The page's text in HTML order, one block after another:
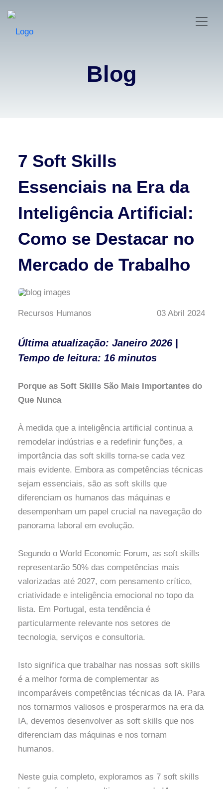
Blog
7 Soft Skills
Essenciais na Era da
Inteligência Artificial:
Como se Destacar no
Mercado de Trabalho
Recursos Humanos 03 Abril 2024
Última atualização: Janeiro 2026 |
Tempo de leitura: 16 minutos
Porque as Soft Skills São Mais Importantes do
Que Nunca
À medida que a inteligência artificial continua a
remodelar indústrias e a redefinir funções, a
importância das soft skills torna-se cada vez
mais evidente. Embora as competências técnicas
sejam essenciais, são as soft skills que
diferenciam os humanos das máquinas e
desempenham um papel crucial na navegação do
panorama laboral em evolução.
Segundo o World Economic Forum, as soft skills
representarão 50% das competências mais
valorizadas até 2027, com pensamento crítico,
criatividade e inteligência emocional no topo da
lista. Em Portugal, esta tendência é
particularmente relevante nos setores de
tecnologia, serviços e consultoria.
Isto significa que trabalhar nas nossas soft skills
é a melhor forma de complementar as
incomparáveis competências técnicas da IA. Para
nos tornarmos valiosos e prosperarmos na era da
IA, devemos desenvolver as soft skills que nos
diferenciam das máquinas e nos tornam
humanos.
Neste guia completo, exploramos as 7 soft skills